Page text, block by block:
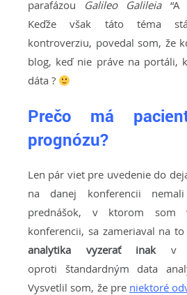
parafázou Galileo Galileia “A
Keďže však táto téma
kontroverziu, povedal som, že
blog, keď nie práve na portáli,
dáta ?
Prečo má
prognózu?
Len pár viet pre uvedenie do
na danej konferencii
prednášok, v ktorom som
konferencii, sa zameriaval na
analytika vyzerať inakv
oproti štandardným data
Vysvetlil som, že pre niektoré